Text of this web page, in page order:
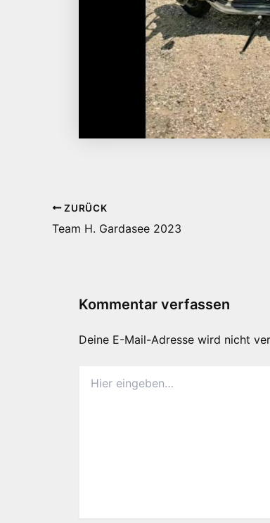
ZURÜCK
Team H. Gardasee 2023
Kommentar verfassen
Deine E-Mail-Adresse wird nicht
eingeben…